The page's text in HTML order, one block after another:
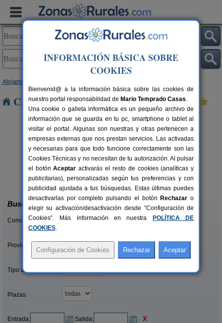
Alojamientos
Casas Rurales cerca de Albanya
6 pers.
desde36 €
Can Garganta
Centenys (Girona)
Buscar
Comunidades:
Provincias/Islas:
Tipo alquiler:
Plazas:
Entrada: Salida: X
INFORMACIÓN BÁSICA SOBRE
COOKIES
Bienvenid@ a la información básica sobre las cookies de
nuestro portal responsabilidad de Mario Temprado Casas.
Una cookie o galleta informática es un pequeño archivo de
información que se guarda en tu pc, smartphone o tablet al
visitar el portal. Algunas son nuestras y otras pertenecen a
empresas externas que nos prestan servicios. Las activadas
y necesarias para que todo funcione correctamente son las
Cookies Técnicas y no necesitan de tu autorización. Al pulsar
el botónAceptar activarás el resto de cookies (analíticas y
publicitarias), personalizadas según tus preferencias y con
publicidad ajustada a tus búsquedas. Estas últimas puedes
desactivarlas por completo pulsando el botón Rechazar o
elegir su activación/desactivación desde “Configuración de
Cookies”. Más información en nuestra
POLÍTICA DE
COOKIES.